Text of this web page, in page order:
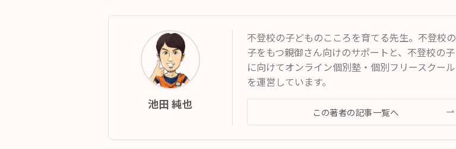
池田 純也
不登校の子どものこころを育てる先生。不登校の
子をもつ親御さん向けのサポートと、不登校の子
に向けてオンライン個別塾・個別フリースクール
を運営しています。
この著者の記事一覧へ